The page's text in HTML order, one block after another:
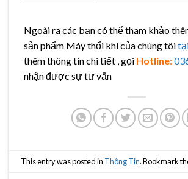
Ngoài ra các bạn có thể tham khảo
sản phẩm Máy thổi khí của chúng tôi
thêm thông tin chi tiết , gọi Hotline:
nhận được sự tư vấn
This entry was posted in Thông Tin. Bookmark